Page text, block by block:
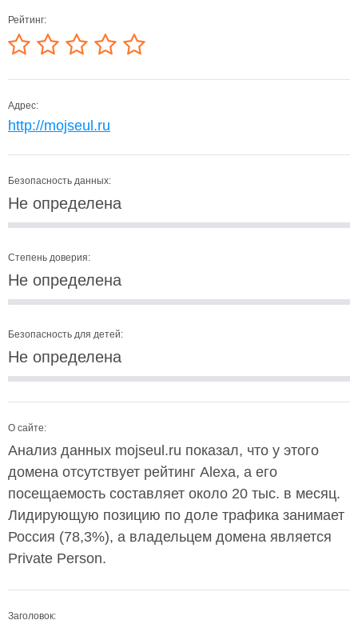
Рейтинг:
Адрес:
http://mojseul.ru
Безопасность данных:
Не определена
Степень доверия:
Не определена
Безопасность для детей:
Не определена
О сайте:
Анализ данных mojseul.ru показал, что у этого
домена отсутствует рейтинг Alexa, а его
посещаемость составляет около 20 тыс. в месяц.
Лидирующую позицию по доле трафика занимает
Россия (78,3%), а владельцем домена является
Private Person.
Заголовок: